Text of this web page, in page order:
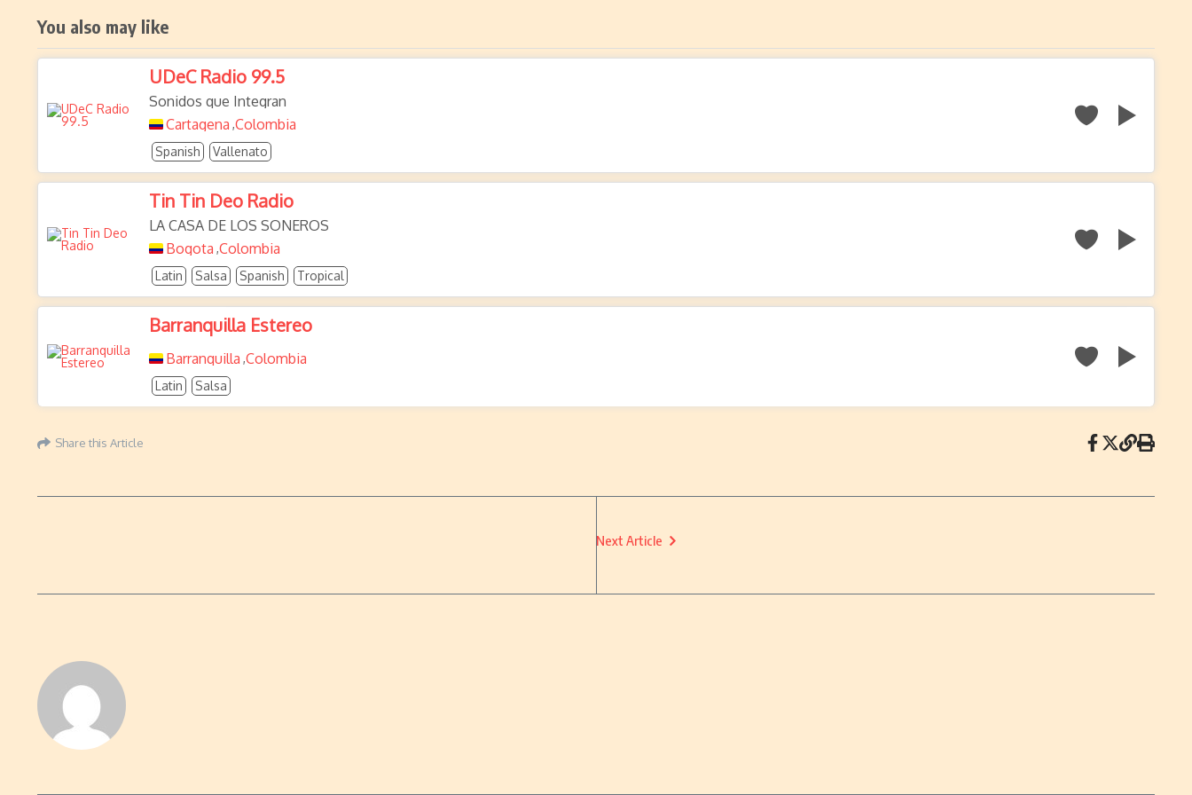
You also may like
UDeC Radio 99.5
Sonidos que Integran
Cartagena ,Colombia
Spanish Vallenato
Tin Tin Deo Radio
LA CASA DE LOS SONEROS
Bogota ,Colombia
Latin Salsa Spanish Tropical
Barranquilla Estereo
Barranquilla ,Colombia
Latin Salsa
Share this Article
Next Article